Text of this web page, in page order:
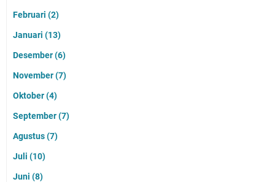
Februari (2)
Januari (13)
Desember(6)
November(7)
Oktober(4)
September(7)
Agustus(7)
Juli (10)
Juni (8)